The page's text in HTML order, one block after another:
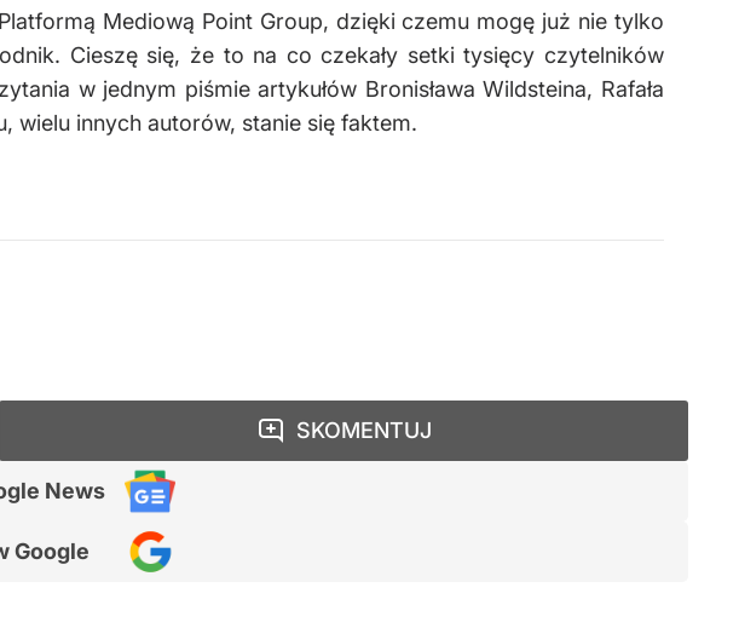
Mediową Point Group, dzięki czemu mogę już nie tylko
Cieszę się, że to na co czekały setki tysięcy czytelników
w jednym piśmie artykułów Bronisława Wildsteina, Rafała
wielu innych autorów, stanie się faktem.
News
Google
SKOMENTUJ